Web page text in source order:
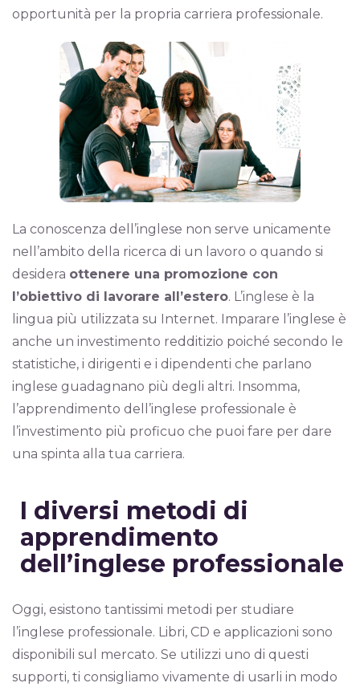
opportunità per la propria carriera professionale.
La conoscenza dell’inglese non serve unicamente
nell’ambito della ricerca di un lavoro o quando si
desidera ottenere una promozione con
l’obiettivo di lavorare all’estero. L’inglese è la
lingua più utilizzata su Internet. Imparare l’inglese è
anche un investimento redditizio poiché secondo le
statistiche, i dirigenti e i dipendenti che parlano
inglese guadagnano più degli altri. Insomma,
l’apprendimento dell’inglese professionale è
l’investimento più proficuo che puoi fare per dare
una spinta alla tua carriera.
I diversi metodi di
apprendimento
dell’inglese professionale
Oggi, esistono tantissimi metodi per studiare
l’inglese professionale. Libri, CD e applicazioni sono
disponibili sul mercato. Se utilizzi uno di questi
supporti, ti consigliamo vivamente di usarli in modo